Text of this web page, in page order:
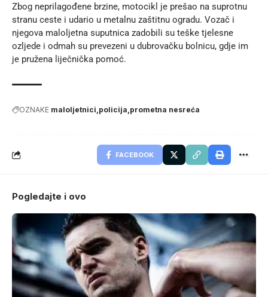
Zbog neprilagođene brzine, motocikl je prešao na suprotnu
stranu ceste i udario u metalnu zaštitnu ogradu. Vozač i
njegova maloljetna suputnica zadobili su teške tjelesne
ozljede i odmah su prevezeni u dubrovačku bolnicu, gdje im
je pružena liječnička pomoć.
OZNAKE maloljetnici policija prometna nesreća
FACEBOOK
Pogledajte i ovo